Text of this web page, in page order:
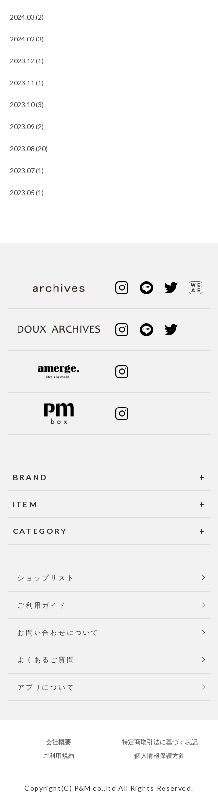
2024.03 (2)
2024.02 (3)
2023.12 (1)
2023.11 (1)
2023.10 (3)
2023.09 (2)
2023.08 (20)
2023.07 (1)
2023.05 (1)
BRAND
ITEM
CATEGORY
ショップリスト
ご利用ガイド
お問い合わせについて
よくあるご質問
アプリについて
会社概要
特定商取引法に基づく表記
ご利用規約
個人情報保護方針
Copyright(C) P&M co.,ltd All Rights Reserved.